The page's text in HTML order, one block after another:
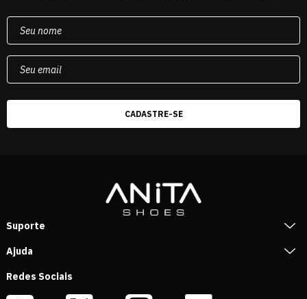
Suporte
Ajuda
Redes Sociais